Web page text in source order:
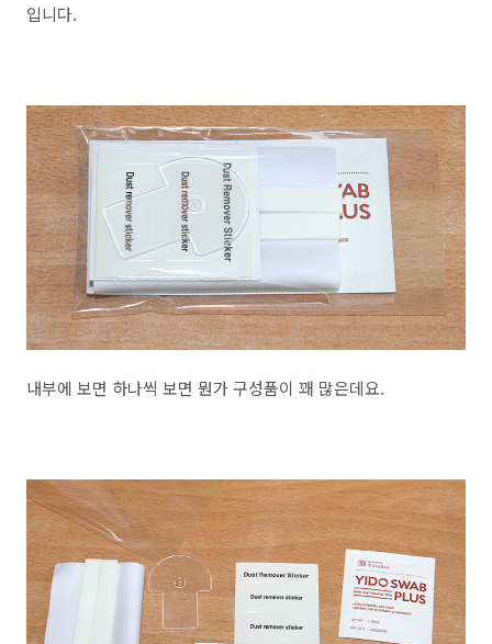
입니다.
내부에 보면 하나씩 보면 뭔가 구성품이 꽤 많은데요.